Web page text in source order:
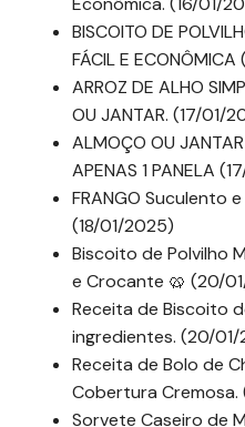
BISCOITO DE
FÁCIL E
ARROZ DE ALHO
OU JANTAR. (17/01/
ALMOÇO OU
APENAS 1 PANELA
FRANGO Suculento
(18/01/2025)
Biscoito de Polvilho
e Crocante 🥨 (20/
Receita de Biscoito
ingredientes. (20/
Receita de Bolo de
Cobertura
Sorvete Caseiro de